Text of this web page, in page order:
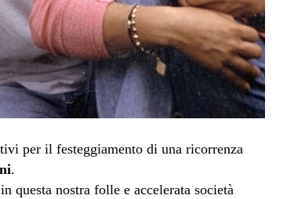
per il festeggiamento di una ricorrenza
.
questa nostra folle e accelerata società